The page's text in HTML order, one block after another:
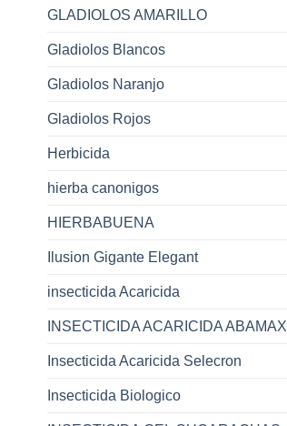
GLADIOLOS AMARILLO
Gladiolos Blancos
Gladiolos Naranjo
Gladiolos Rojos
Herbicida
hierba canonigos
HIERBABUENA
Ilusion Gigante Elegant
insecticida Acaricida
INSECTICIDA ACARICIDA ABAMAX
Insecticida Acaricida Selecron
Insecticida Biologico